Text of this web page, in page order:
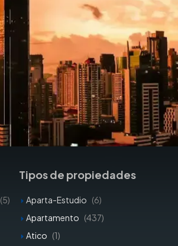
(5)
Tipos de propiedades
Aparta-Estudio (6)
Apartamento (437)
Atico (1)